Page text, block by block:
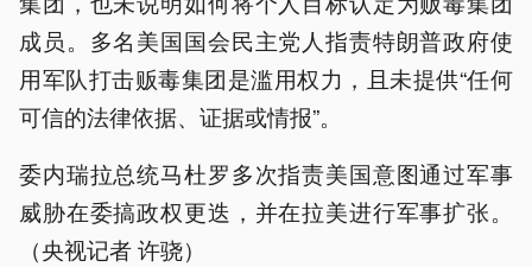
成员。多名美国国会民主党人指责特朗普政府使
用军队打击贩毒集团是滥用权力，且未提供“任何
可信的法律依据、证据或情报”。
委内瑞拉总统马杜罗多次指责美国意图通过军事
威胁在委搞政权更迭，并在拉美进行军事扩张。
（央视记者 许骁）